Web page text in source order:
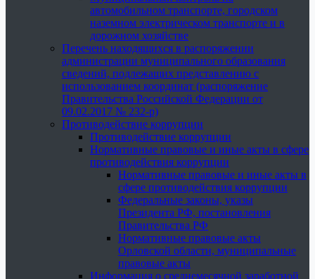
автомобильном транспорте, городском
наземном электрическом транспорте и в
дорожном хозяйстве
Перечень находящихся в распоряжении
администрации муниципального образования
сведений, подлежащих представлению с
использованием координат (распоряжение
Правительства Российской Федерации от
09.02.2017 № 232-р)
Противодействие коррупции
Противодействие коррупции
Нормативные правовые и иные акты в сфере
противодействия коррупции
Нормативные правовые и иные акты в
сфере противодействия коррупции
Федеральные законы, указы
Президента РФ, постановления
Правительства РФ
Нормативные правовые акты
Орловской области, муниципальные
правовые акты
Информация о среднемесячной заработной